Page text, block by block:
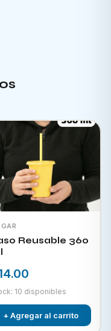
Reusable 360
10 disponibles
+ Agregar al carrito